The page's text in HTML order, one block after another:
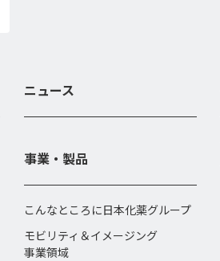
ニュース
事業・製品
こんなところに日本化薬グループ
モビリティ＆イメージング
事業領域